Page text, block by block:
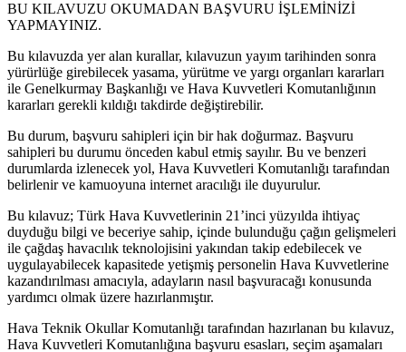
BU KILAVUZU OKUMADAN BAŞVURU İŞLEMİNİZİ
YAPMAYINIZ.
Bu kılavuzda yer alan kurallar, kılavuzun yayım tarihinden sonra
yürürlüğe girebilecek yasama, yürütme ve yargı organları kararları
ile Genelkurmay Başkanlığı ve Hava Kuvvetleri Komutanlığının
kararları gerekli kıldığı takdirde değiştirebilir.
Bu durum, başvuru sahipleri için bir hak doğurmaz. Başvuru
sahipleri bu durumu önceden kabul etmiş sayılır. Bu ve benzeri
durumlarda izlenecek yol, Hava Kuvvetleri Komutanlığı tarafından
belirlenir ve kamuoyuna internet aracılığı ile duyurulur.
Bu kılavuz; Türk Hava Kuvvetlerinin 21’inci yüzyılda ihtiyaç
duyduğu bilgi ve beceriye sahip, içinde bulunduğu çağın gelişmeleri
ile çağdaş havacılık teknolojisini yakından takip edebilecek ve
uygulayabilecek kapasitede yetişmiş personelin Hava Kuvvetlerine
kazandırılması amacıyla, adayların nasıl başvuracağı konusunda
yardımcı olmak üzere hazırlanmıştır.
Hava Teknik Okullar Komutanlığı tarafından hazırlanan bu kılavuz,
Hava Kuvvetleri Komutanlığına başvuru esasları, seçim aşamaları